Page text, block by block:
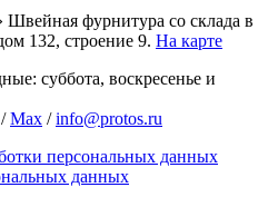
Швейная фурнитура со склада в
132, строение 9. На карте
суббота, воскресенье и
/Max /info@protos.ru
персональных данных
данных